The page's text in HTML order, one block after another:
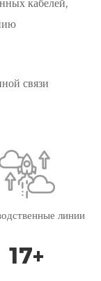
кабелей,
связи
линии
18+